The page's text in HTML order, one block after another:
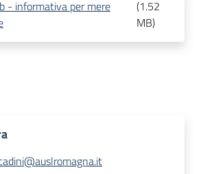
- informativa per mere
(1.52
MB)